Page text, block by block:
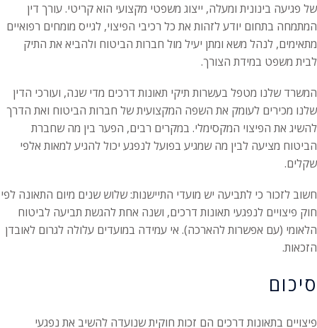
של פגיעה בינונית ומעלה, ייצוג משפטי מקצועי הוא קריטי. עורך דין
המתמחה בתחום יודע לזהות את כל רכיבי הפיצוי, לגייס מומחים רפואיים
מתאימים, לנהל משא ומתן יעיל מול חברות הביטוח ולהביא את התיק
לבית משפט במידת הצורך.
המשרד שלנו מטפל בעשרות תיקי תאונות דרכים מדי שנה, ועורכי הדין
שלנו מכירים לעומק את השפה המקצועית של חברות הביטוח ואת הדרך
להשיג את הפיצוי המקסימלי. במקרים רבים, הפער בין מה שחברת
הביטוח מציעה לבין מה שמגיע בפועל לנפגע יכול להגיע למאות אלפי
שקלים.
חשוב לזכור כי לתביעה יש מועדי התיישנות: שלוש שנים מיום התאונה לפי
חוק פיצויים לנפגעי תאונות דרכים, ושנה אחת להגשת תביעה לביטוח
הלאומי (עם אפשרות להארכה). אי עמידה במועדים עלולה לגרום לאובדן
הזכאות.
סיכום
פיצויים בתאונות דרכים הם זכות חוקית שנועדה להשיב את נפגעי